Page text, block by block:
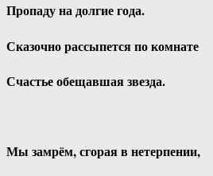
Пропаду на долгие года.
Сказочно рассыпется по комнате
Счастье обещавшая звезда.
Мы замрём, сгорая в нетерпении,